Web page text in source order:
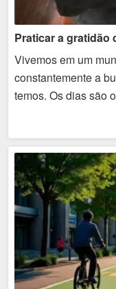
Vivemos em um
constantemente a
temos. Os dias são
responsabilidades,